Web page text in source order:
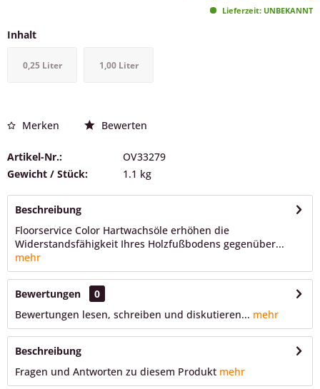
Lieferzeit: UNBEKANNT
Inhalt
0,25 Liter 1,00 Liter
Merken Bewerten
Artikel-Nr.:
OV33279
Gewicht / Stück:
1.1 kg
Beschreibung
Floorservice Color Hartwachsöle erhöhen die
Widerstandsfähigkeit Ihres Holzfußbodens gegenüber...
mehr
Bewertungen
0
Bewertungen lesen, schreiben und diskutieren... mehr
Beschreibung
Fragen und Antworten zu diesem Produkt mehr